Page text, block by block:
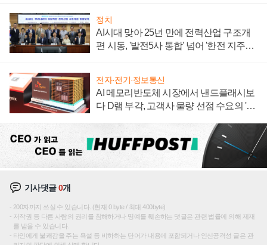
정치
AI시대 맞아 25년 만에 전력산업 구조개
편 시동, '발전5사 통합' 넘어 '한전 지주사'
전자·전기·정보통신
AI 메모리반도체 시장에서 낸드플래시보
다 D램 부각, 고객사 물량 선점 수요의 '우
기사댓글0개
200자까지 쓰실 수 있습니다. (현재 0 byte / 최대 400byte)
저작권 등 다른 사람의 권리를 침해하거나 명예를 훼손하는 댓글은 관련 법률에 의해 제재
를 받을 수 있습니다.
타인에게 불쾌감을 주는 욕설 등 비하하는 단어가 내용에 포함되거나 인신공격성 글은 관